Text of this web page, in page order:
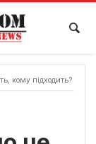
кому підходить?